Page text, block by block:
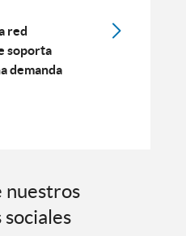
red
soporta
demanda
nuestros
sociales